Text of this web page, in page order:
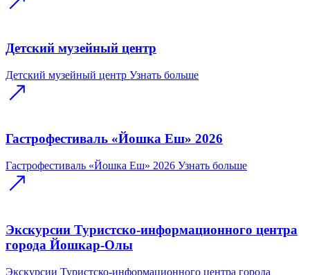
Детский музейный центр
Детский музейный центр Узнать больше
Гастрофестиваль «Йошка Еш» 2026
Гастрофестиваль «Йошка Еш» 2026 Узнать больше
Экскурсии Туристско-информационного центра
города Йошкар-Олы
Экскурсии Туристско-информационного центра города